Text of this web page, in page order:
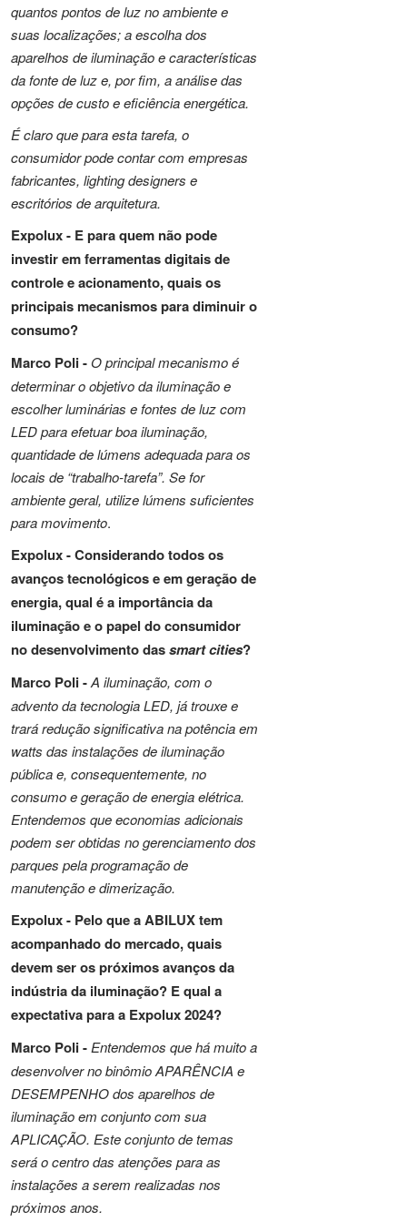
quantos pontos de luz no ambiente e
suas localizações; a escolha dos
aparelhos de iluminação e características
da fonte de luz e, por fim, a análise das
opções de custo e eficiência energética.
É claro que para esta tarefa, o
consumidor pode contar com empresas
fabricantes, lighting designers e
escritórios de arquitetura.
Expolux - E para quem não pode
investir em ferramentas digitais de
controle e acionamento, quais os
principais mecanismos para diminuir o
consumo?
Marco Poli - O principal mecanismo é
determinar o objetivo da iluminação e
escolher luminárias e fontes de luz com
LED para efetuar boa iluminação,
quantidade de lúmens adequada para os
locais de “trabalho-tarefa”. Se for
ambiente geral, utilize lúmens suficientes
para movimento.
Expolux -Considerando todos os
avanços tecnológicos e em geração de
energia, qual é a importância da
iluminação e o papel do consumidor
no desenvolvimento dassmart cities?
Marco Poli -A iluminação, com o
advento da tecnologia LED, já trouxe e
trará redução significativa na potência em
watts das instalações de iluminação
pública e, consequentemente, no
consumo e geração de energia elétrica.
Entendemos que economias adicionais
podem ser obtidas no gerenciamento dos
parques pela programação de
manutenção e dimerização.
Expolux - Pelo que a ABILUX tem
acompanhado do mercado, quais
devem ser os próximos avanços da
indústria da iluminação? E qual a
expectativa para a Expolux 2024?
Marco Poli -Entendemos que há muito a
desenvolver no binômio APARÊNCIA e
DESEMPENHO dos aparelhos de
iluminação em conjunto com sua
APLICAÇÃO. Este conjunto de temas
será o centro das atenções para as
instalações a serem realizadas nos
próximos anos.